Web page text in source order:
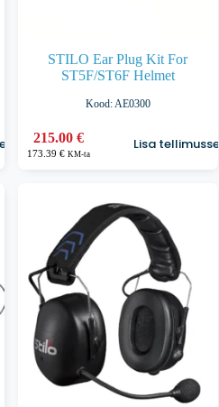
STILO Ear Plug Kit For
ST5F/ST6F Helmet
Kood: AE0300
215.00€
173.39€ KM-ta
Lisa tellimusse